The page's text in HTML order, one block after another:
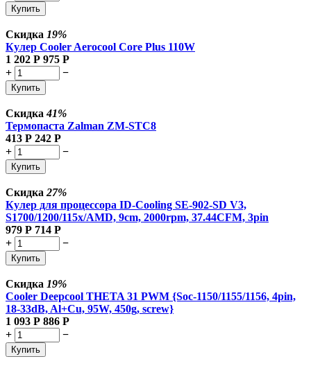
Купить
Скидка 19%
Кулер Cooler Aerocool Core Plus 110W
1 202 Р 975 Р
+
−
Купить
Скидка41%
Термопаста Zalman ZM-STC8
413 Р 242 Р
+
−
Купить
Скидка 27%
Кулер для процессора ID-Cooling SE-902-SD V3,
S1700/1200/115x/AMD, 9cm, 2000rpm, 37.44CFM, 3pin
979 Р 714 Р
+
−
Купить
Скидка 19%
Cooler Deepcool THETA 31 PWM {Soc-1150/1155/1156, 4pin,
18-33dB, Al+Cu, 95W, 450g, screw}
1 093 Р 886 Р
+
−
Купить